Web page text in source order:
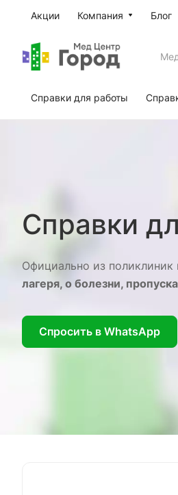
Акции Компания Блог
Справки для работы
Справки
Официально из
лагеря, о болезни,
Спросить в WhatsApp